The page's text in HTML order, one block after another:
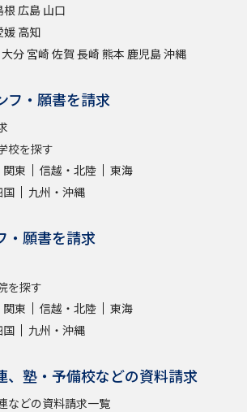
根 広島 山口
媛 高知
大分 宮崎 佐賀 長崎 熊本 鹿児島沖縄
フ・願書を請求
校を探す
関東 信越・北陸
東海
国 九州・沖縄
・願書を請求
を探す
関東 信越・北陸
東海
国 九州・沖縄
、塾・予備校などの資料請求
などの資料請求一覧